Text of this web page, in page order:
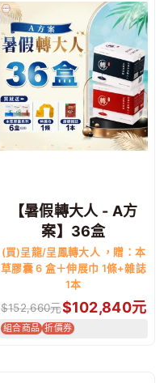
【暑假轉大人 - A方
案】36盒
(買)呈龍/呈鳳轉大人 ，贈：本
草膠囊 6 盒＋伸展巾 1條+雜誌
1本
$152,660元$102,840元
組合商品 折價券